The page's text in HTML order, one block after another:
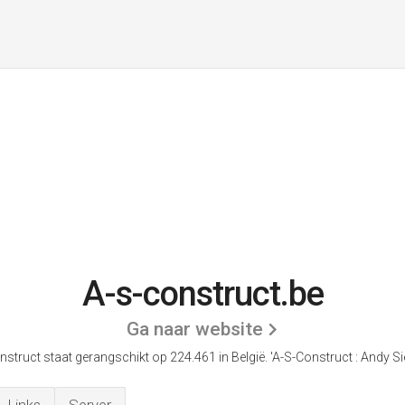
A-s-construct.be
Ga naar website
staat gerangschikt op 224.461 in België. 'A-S-Construct : Andy